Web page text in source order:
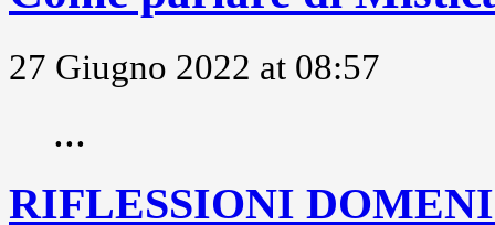
27 Giugno 2022 at 08:57
...
RIFLESSIONI